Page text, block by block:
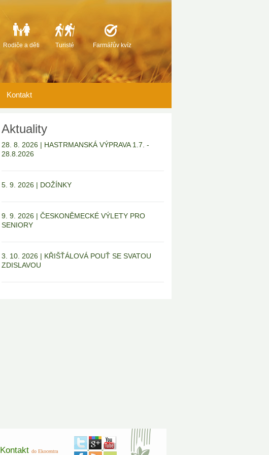
Rodiče a děti Turisté Farmářův kvíz
Kontakt
Aktuality
28. 8. 2026 | HASTRMANSKÁ VÝPRAVA 1.7. -
28.8.2026
5. 9. 2026 | DOŽÍNKY
9. 9. 2026 | ČESKONĚMECKÉ VÝLETY PRO
SENIORY
3. 10. 2026 | KŘIŠŤÁLOVÁ POUŤ SE SVATOU
ZDISLAVOU
Kontakt do Ekocentra